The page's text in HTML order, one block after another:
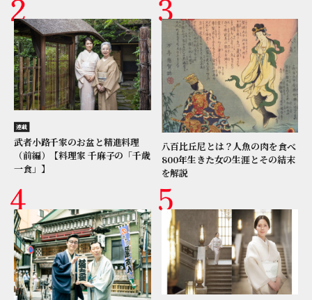
連載
武者小路千家のお盆と精進料理
（前編）【料理家 千麻子の「千歳
一食」】
八百比丘尼とは？人魚の肉を食べ
800年生きた女の生涯とその結末
を解説